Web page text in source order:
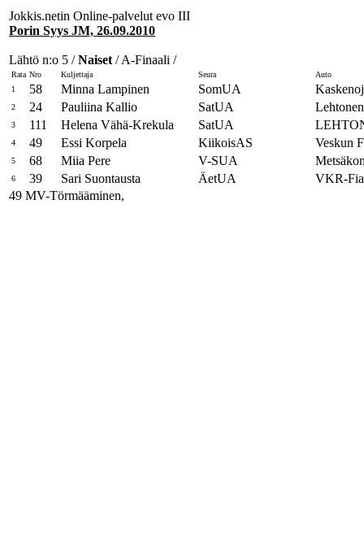
Jokkis.netin Online-palvelut evo III
Porin Syys JM, 26.09.2010
Lähtö n:o 5 /Naiset / A-Finaali /
Rata Nro Kuljettaja Seura
Auto
1
58 Minna Lampinen SomUA
2 24 Pauliina Kallio SatUA
3 111 Helena Vähä-Krekula SatUA
4 49 Essi Korpela KiikoisAS Veskun
5 68 Miia Pere V-SUA
6 39 Sari Suontausta ÄetUA
VKR-
49 MV-Törmääminen,